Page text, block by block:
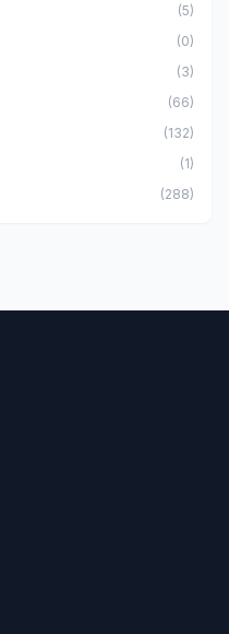
(5)
(0)
(3)
(66)
(132)
(1)
(288)